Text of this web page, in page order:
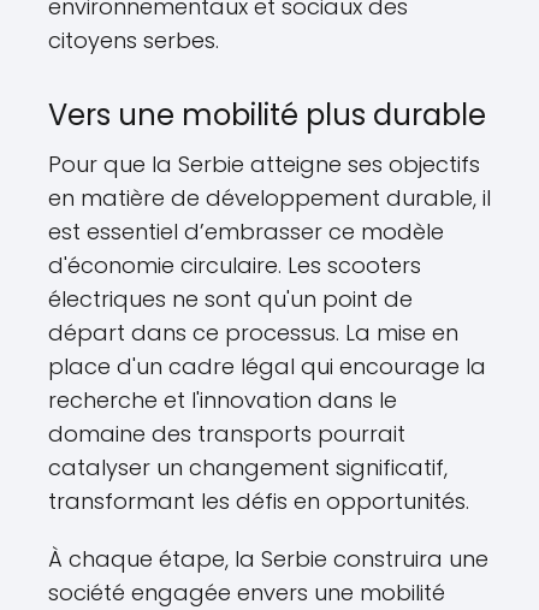
environnementaux et sociaux des
citoyens serbes.
Vers une mobilité plus durable
Pour que la Serbie atteigne ses objectifs
en matière de développement durable, il
est essentiel d’embrasser ce modèle
d'économie circulaire. Les scooters
électriques ne sont qu'un point de
départ dans ce processus. La mise en
place d'un cadre légal qui encourage la
recherche et l'innovation dans le
domaine des transports pourrait
catalyser un changement significatif,
transformant les défis en opportunités.
À chaque étape, la Serbie construira une
société engagée envers une mobilité